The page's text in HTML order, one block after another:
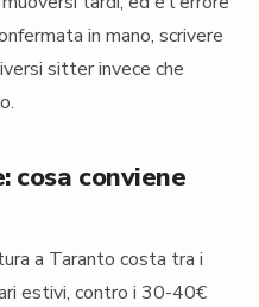
in mano, scrivere
sitter invece che
cosa conviene
a Taranto costa tra i
estivi, contro i 30-40€